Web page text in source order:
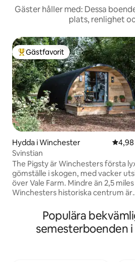
Gäster håller med: Dessa
plats, renlighet
Populär gästfavorit
Gästfavorit
Hydda i Winchester 4,98
Svinstian
The Pigsty är Winchesters första
gömställe i skogen, med vacker
över Vale Farm. Mindre än 2,5
Winchesters historiska centrum är
dem som vill besöka staden, eller
med träinredning har ett rullbart
Populära
semesterboenden